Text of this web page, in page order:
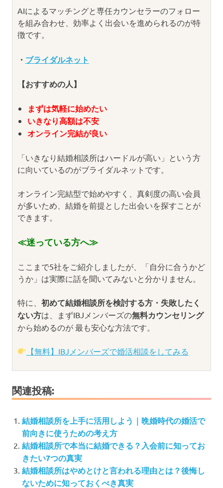
AIによるマッチングと専任カウンセラーのフォロー
を組み合わせ、効率よく出会いを進められるのが特
徴です。
・ ブライダルネット
【おすすめの人】
まずは気軽に始めたい
いきなり高額は不安
オンライン完結が良い
「いきなり結婚相談所はハードルが高い」という方
に向いているのがブライダルネットです。
オンライン完結型で始めやすく、真剣度の高い会員
が多いため、結婚を前提とした出会いを探すことが
できます。
≪迷っている方へ≫
ここまで5社をご紹介しましたが、「自分に合うかど
うか」は実際に話を聞いてみないと分かりません。
特に、 初めて結婚相談所を検討する方・失敗したく
ない方は、まずIBJメンバーズの無料カウンセリング
から始めるのが 最も安心な方法です。
【無料】IBJメンバーズで婚活相談をしてみる
関連投稿:
結婚相談所を上手に活用しよう｜晩婚時代の婚活で
前向きに使うための考え方
結婚相談所で本当に結婚できる？入会前に知ってお
きたい7つの真実
結婚相談所はやめとけと言われる理由とは？後悔し
ないために知っておくべき真実